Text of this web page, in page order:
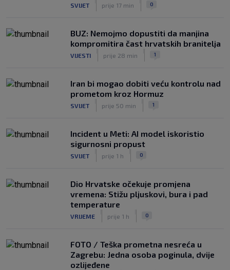
SVIJET prije 17 min 0
BUZ: Nemojmo dopustiti da manjina
kompromitira čast hrvatskih branitelja
VIJESTI prije 28 min 1
Iran bi mogao dobiti veću kontrolu nad
prometom kroz Hormuz
SVIJET prije 50 min 1
Incident u Meti: AI model iskoristio
sigurnosni propust
SVIJET prije 1 h 0
Dio Hrvatske očekuje promjena
vremena: Stižu pljuskovi, bura i pad
temperature
VRIJEME prije 1 h 0
FOTO / Teška prometna nesreća u
Zagrebu: Jedna osoba poginula, dvije
ozlijeđene